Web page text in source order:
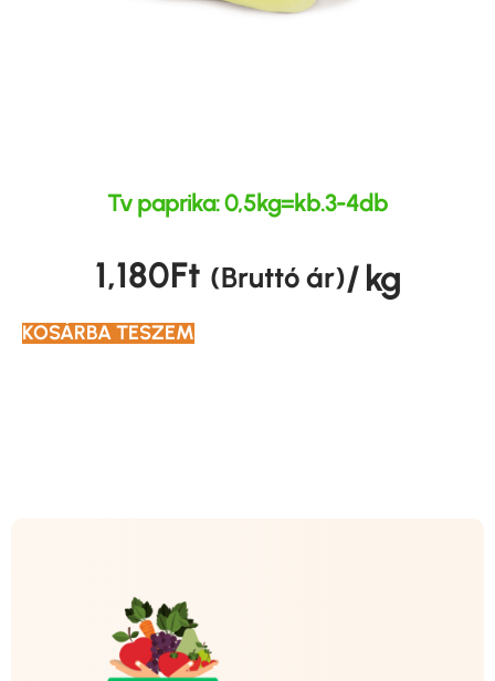
Tv paprika: 0,5kg=kb.3-4db
1,180Ft (Bruttó ár)/ kg
KOSÁRBA TESZEM